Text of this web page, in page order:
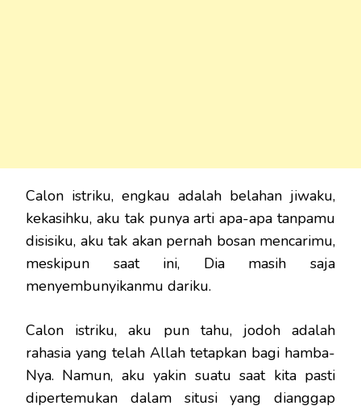
Calon istriku, engkau adalah belahan jiwaku,
kekasihku, aku tak punya arti apa-apa tanpamu
disisiku, aku tak akan pernah bosan mencarimu,
meskipun saat ini, Dia masih saja
menyembunyikanmu dariku.
Calon istriku, aku pun tahu, jodoh adalah
rahasia yang telah Allah tetapkan bagi hamba-
Nya. Namun, aku yakin suatu saat kita pasti
dipertemukan dalam situsi yang dianggap